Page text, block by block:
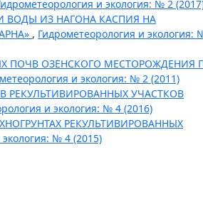
и экология: № 2
ВОДЫ ИЗ НАГОНА КАСПИЯ НА
, Гидрометеорология и экология:
ПОЧВ ОЗЕНСКОГО МЕСТОРОЖДЕНИЯ
и экология: № 2 (2011)
РЕКУЛЬТИВИРОВАННЫХ УЧАСТКОВ
и экология: № 4 (2016)
РЕКУЛЬТИВИРОВАННЫХ
№ 4 (2015)